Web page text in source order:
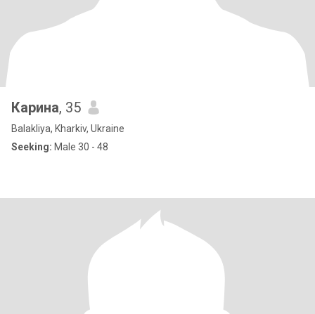
Карина, 35
Balakliya, Kharkiv, Ukraine
Seeking: Male 30 - 48